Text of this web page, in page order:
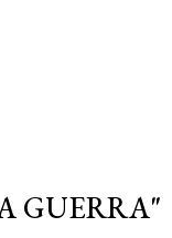
GUERRA"